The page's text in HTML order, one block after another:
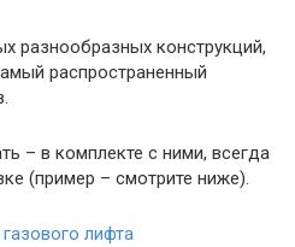
разнообразных конструкций,
распространенный
– в комплекте с ними, всегда
(пример – смотрите ниже).